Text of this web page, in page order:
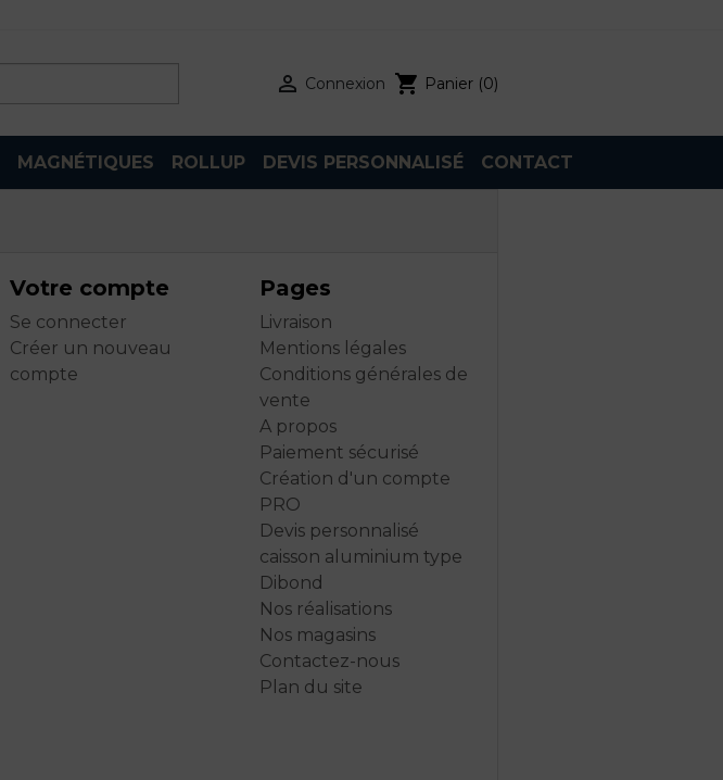
 Connexion shopping_cart Panier (0)
MAGNÉTIQUES ROLLUP DEVIS PERSONNALISÉ CONTACT
Votre compte
Se connecter
Créer un nouveau
compte
Pages
Livraison
Mentions légales
Conditions générales de
vente
A propos
Paiement sécurisé
Création d'un compte
PRO
Devis personnalisé
caisson aluminium type
Dibond
Nos réalisations
Nos magasins
Contactez-nous
Plan du site